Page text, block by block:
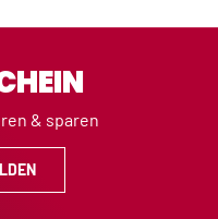
& sparen